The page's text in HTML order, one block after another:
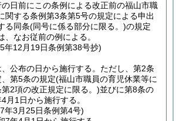
日前にこの条例による改正前の福山市職
関する条例第3条第5号の規定による申出
る同条(同号に係る部分に限る。)の規定
、なお従前の例による。
年12月19日条例第38号抄)
公布の日から施行する。 ただし、第2条
第5条の規定(福山市職員の育児休業等に
2項の改正規定に限る。)並びに第8条の
月1日から施行する。
年3月25日条例第4号)